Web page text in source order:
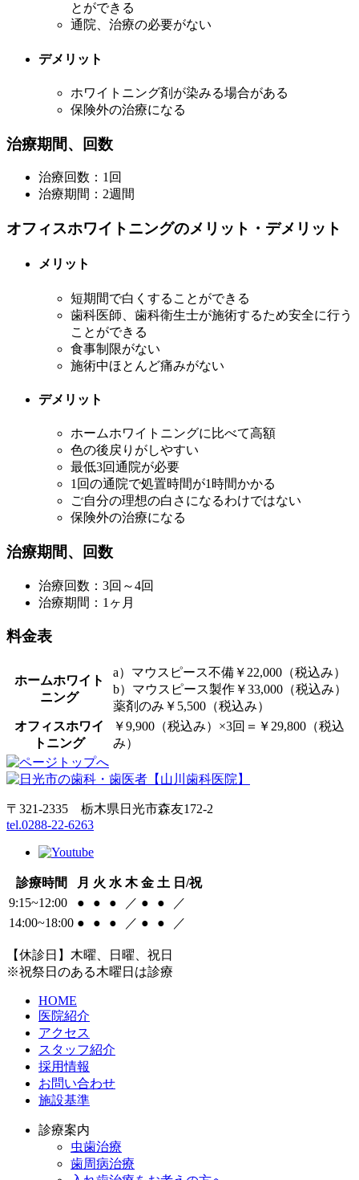
とができる
通院、治療の必要がない
デメリット
ホワイトニング剤が染みる場合がある
保険外の治療になる
治療期間、回数
治療回数：1回
治療期間：2週間
オフィスホワイトニングのメリット・デメリット
メリット
短期間で白くすることができる
歯科医師、歯科衛生士が施術するため安全に行う
ことができる
食事制限がない
施術中ほとんど痛みがない
デメリット
ホームホワイトニングに比べて高額
色の後戻りがしやすい
最低3回通院が必要
1回の通院で処置時間が1時間かかる
ご自分の理想の白さになるわけではない
保険外の治療になる
治療期間、回数
治療回数：3回～4回
治療期間：1ヶ月
料金表
ホームホワイト
ニング
a）マウスピース不備￥22,000（税込み）
b）マウスピース製作￥33,000（税込み）
薬剤のみ￥5,500（税込み）
オフィスホワイ
トニング
￥9,900（税込み）×3回＝￥29,800（税込
み）
〒321-2335 栃木県日光市森友172-2
tel.0288-22-6263
診療時間 月 火 水 木 金 土 日/祝
9:15~12:00
● ● ● ／ ● ●
／
14:00~18:00 ● ● ● ／ ● ● ／
【休診日】木曜、日曜、祝日
※祝祭日のある木曜日は診療
HOME
医院紹介
アクセス
スタッフ紹介
採用情報
お問い合わせ
施設基準
診療案内
虫歯治療
歯周病治療